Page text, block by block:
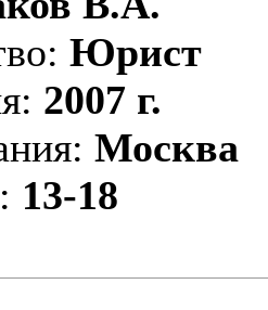
Юрист
2007 г.
Москва
13-18